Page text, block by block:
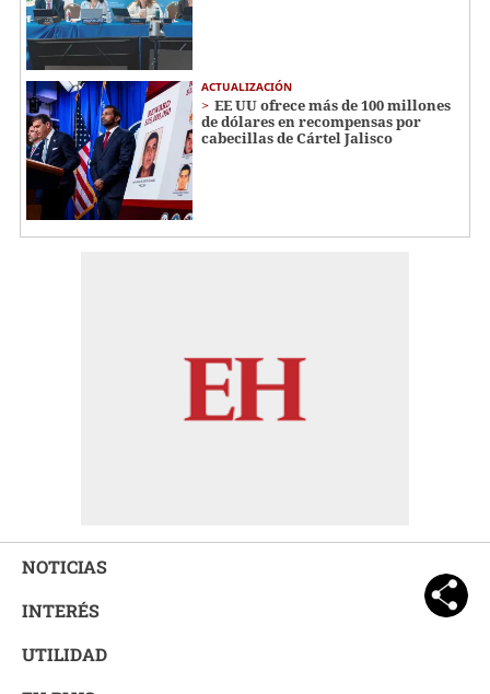
ACTUALIZACIÓN
EE UU ofrece más de 100 millones
de dólares en recompensas por
cabecillas de Cártel Jalisco
NOTICIAS
INTERÉS
UTILIDAD